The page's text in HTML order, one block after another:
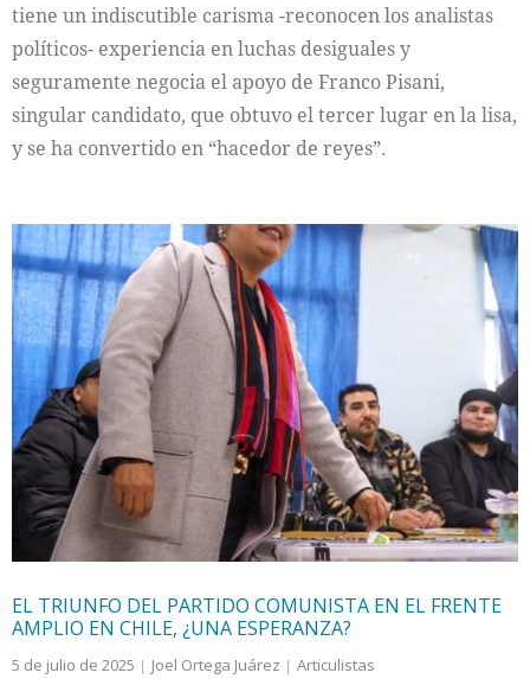
tiene un indiscutible carisma -reconocen los analistas
políticos- experiencia en luchas desiguales y
seguramente negocia el apoyo de Franco Pisani,
singular candidato, que obtuvo el tercer lugar en la lisa,
y se ha convertido en “hacedor de reyes”.
EL TRIUNFO DEL PARTIDO COMUNISTA EN EL FRENTE
AMPLIO EN CHILE, ¿UNA ESPERANZA?
5 de julio de 2025 Joel Ortega Juárez
Articulistas